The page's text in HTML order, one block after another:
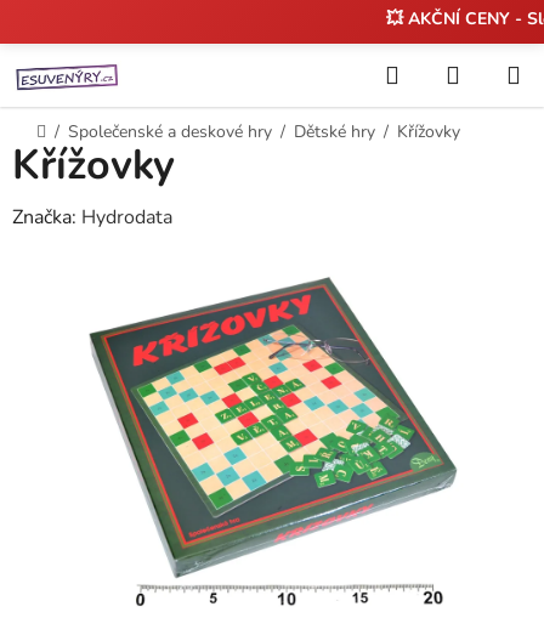
na
obsah
💥 AKČNÍ CENY -
Hledat
KOŠÍK
Domů
/ Společenské a deskové hry / Dětské hry / Křížovky
Křížovky
Značka: Hydrodata